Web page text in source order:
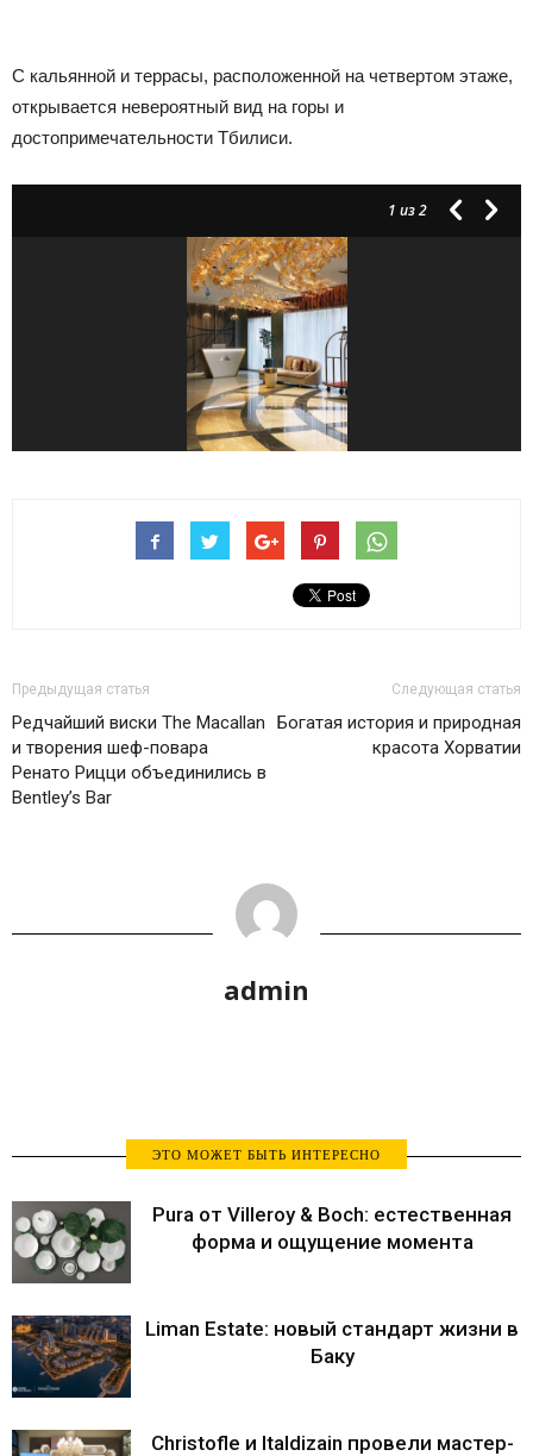
С кальянной и террасы, расположенной на четвертом этаже,
открывается невероятный вид на горы и
достопримечательности Тбилиси.
1 из 2
Предыдущая статья
Редчайший виски The Macallan
и творения шеф-повара
Ренато Рицци объединились в
Bentley’s Bar
Следующая статья
Богатая история и природная
красота Хорватии
admin
ЭТО МОЖЕТ БЫТЬ ИНТЕРЕСНО
Pura от Villeroy & Boch: естественная
форма и ощущение момента
Liman Estate: новый стандарт жизни в
Баку
Christofle и Italdizain провели мастер-